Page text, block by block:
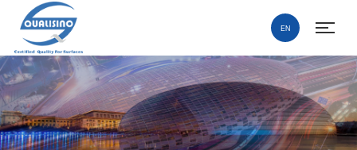
EN